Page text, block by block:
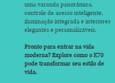
uma varanda panorâmica,
controle de acesso inteligente,
iluminação integrada e interiores
elegantes e personalizáveis.
Pronto para entrar na vida
moderna? Explore como o K70
pode transformar seu estilo de
vida.